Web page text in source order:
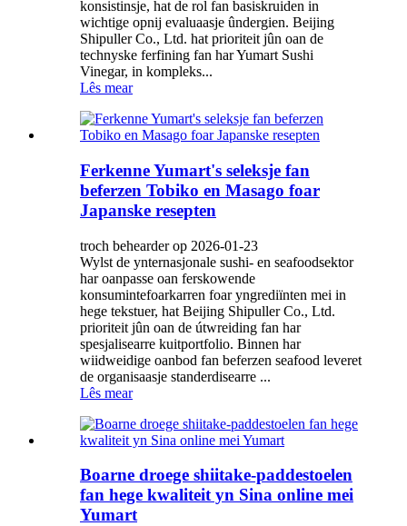
konsistinsje, hat de rol fan basiskruiden in
wichtige opnij evaluaasje ûndergien. Beijing
Shipuller Co., Ltd. hat prioriteit jûn oan de
technyske ferfining fan har Yumart Sushi
Vinegar, in kompleks...
Lês mear
Ferkenne Yumart's seleksje fan
beferzen Tobiko en Masago foar
Japanske resepten
troch behearder op 2026-01-23
Wylst de ynternasjonale sushi- en seafoodsektor
har oanpasse oan ferskowende
konsumintefoarkarren foar yngrediïnten mei in
hege tekstuer, hat Beijing Shipuller Co., Ltd.
prioriteit jûn oan de útwreiding fan har
spesjalisearre kuitportfolio. Binnen har
wiidweidige oanbod fan beferzen seafood leveret
de organisaasje standerdisearre ...
Lês mear
Boarne droege shiitake-paddestoelen
fan hege kwaliteit yn Sina online mei
Yumart